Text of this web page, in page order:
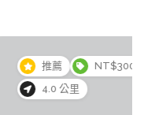
營業中